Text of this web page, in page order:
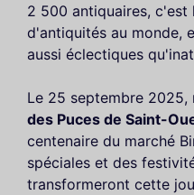
2 500 antiquaires, c'est
d'antiquités au monde,
aussi éclectiques
Le 25 septembre 2025,
des Puces de Saint-
centenaire du marché
spéciales et des
transformeront cette